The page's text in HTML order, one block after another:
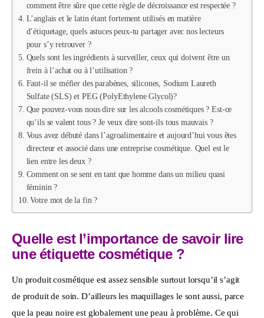
comment être sûre que cette règle de décroissance est respectée ?
L’anglais et le latin étant fortement utilisés en matière
d’étiquetage, quels astuces peux-tu partager avec nos lecteurs
pour s’y retrouver ?
Quels sont les ingrédients à surveiller, ceux qui doivent être un
frein à l’achat ou à l’utilisation ?
Faut-il se méfier des parabènes, silicones, Sodium Laureth
Sulfate (SLS) et PEG (PolyEthylene Glycol)?
Que pouvez-vous nous dire sur les alcools cosmétiques ? Est-ce
qu’ils se valent tous ? Je veux dire sont-ils tous mauvais ?
Vous avez débuté dans l’agroalimentaire et aujourd’hui vous êtes
directeur et associé dans une entreprise cosmétique. Quel est le
lien entre les deux ?
Comment on se sent en tant que homme dans un milieu quasi
féminin ?
Votre mot de la fin ?
Quelle est l’importance de savoir lire
une étiquette cosmétique ?
Un produit cosmétique est assez sensible surtout lorsqu’il s’agit
de produit de soin. D’ailleurs les maquillages le sont aussi, parce
que la peau noire est globalement une peau à problème. Ce qui